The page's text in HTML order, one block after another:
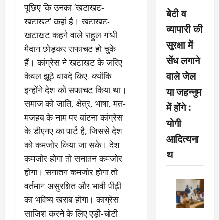
पूछिए कि उनका ‘खटाखट-
खटाखट’ कहां है। खटाखट-
खटाखट कहने वाले राहुल गांधी
मैदान छोड़कर सफाचट हो चुके
हैं। कांग्रेस ने खटाखट के जरिए
केवल झूठे वायदे किए, क्योंकि
इन्होंने देश को सफाचट किया था।
समाज को जाति, क्षेत्र, भाषा, मत-
मजहब के नाम पर बांटना कांग्रेस
के डीएनए का पार्ट है, जिससे देश
को कमजोर किया जा सके। देश
कमजोर होगा तो सनातन कमजोर
होगा। सनातन कमजोर होगा तो
वर्तमान असुरक्षित और भावी पीढ़ी
का भविष्य खराब होगा। कांग्रेस
साजिश करने के लिए एड़ी-चोटी
बेटी व
व्यापारी की
सुरक्षा में
सेंध लगाने
वाले जेल
या जहन्नुम
में होंगे :
योगी
आदित्यना
थ